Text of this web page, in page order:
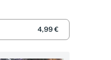
4,99 €